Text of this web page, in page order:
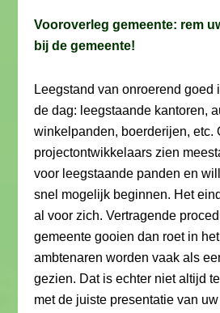
Vooroverleg gemeente: rem
bij de gemeente!
Leegstand van onroerend goed
de dag: leegstaande kantoren,
winkelpanden, boerderijen, etc.
projectontwikkelaars zien
voor leegstaande panden en
snel mogelijk beginnen. Het
al voor zich. Vertragende
gemeente gooien dan roet in
ambtenaren worden vaak als
gezien. Dat is echter niet altijd
met de juiste presentatie van